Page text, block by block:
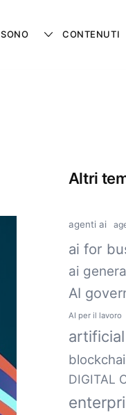
CONTENUTI
Altri
agenti ai
ai for
ai
AI
AI per il lavoro
DIGITAL